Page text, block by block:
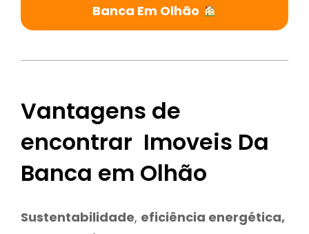
Banca Em Olhão
Vantagens de
encontrar Imoveis Da
Banca em Olhão
Sustentabilidade, eficiência energética,